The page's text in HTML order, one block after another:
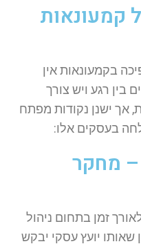
קמעונאות
בקמעונאות אין
רגע ויש צורך
אך ישנן נקודות מפתח
בעסקים אלו:
– מחקר
זמן בתחום ניהול
יועץ עסקי יבקש